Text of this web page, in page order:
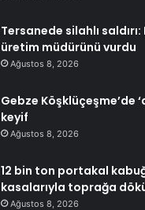
Tersanede silahlı
üretim müdürünü vurdu
Ağustos 8, 2026
Gebze Köşklüçeşme’de
keyif
Ağustos 8, 2026
12 bin ton portakal
kasalarıyla toprağa
Ağustos 8, 2026